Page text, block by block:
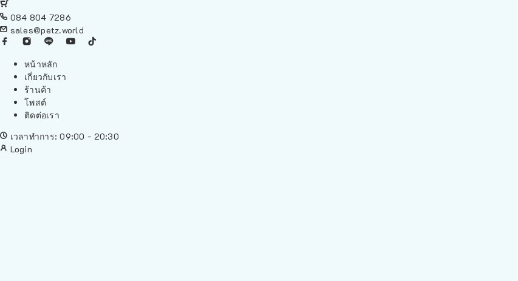
084 804 7286
sales@petz.world
หน้าหลัก
เกี่ยวกับเรา
ร้านค้า
โพสต์
ติดต่อเรา
เวลาทำการ: 09:00 - 20:30
Login